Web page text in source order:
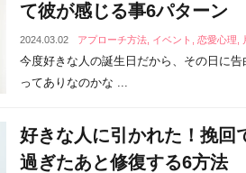
て彼が感じる事6パターン
2024.03.02 アプローチ方法 イベント ,恋愛心理
今度好きな人の誕生日だから、その日に
ってありなのかな ...
好きな人に引かれた！挽回
過ぎたあと修復する6方法